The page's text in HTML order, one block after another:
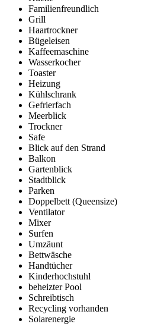
Familienfreundlich
Grill
Haartrockner
Bügeleisen
Kaffeemaschine
Wasserkocher
Toaster
Heizung
Kühlschrank
Gefrierfach
Meerblick
Trockner
Safe
Blick auf den Strand
Balkon
Gartenblick
Stadtblick
Parken
Doppelbett (Queensize)
Ventilator
Mixer
Surfen
Umzäunt
Bettwäsche
Handtücher
Kinderhochstuhl
beheizter Pool
Schreibtisch
Recycling vorhanden
Solarenergie